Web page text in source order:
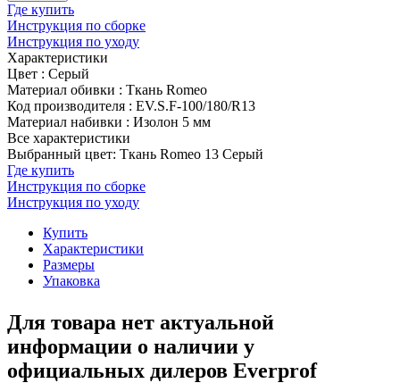
Где купить
Инструкция по сборке
Инструкция по уходу
Характеристики
Цвет : Серый
Материал обивки : Ткань Romeo
Код производителя : EV.S.F-100/180/R13
Материал набивки : Изолон 5 мм
Все характеристики
Выбранный цвет: Ткань Romeo 13 Серый
Где купить
Инструкция по сборке
Инструкция по уходу
Купить
Характеристики
Размеры
Упаковка
Для товара нет актуальной
информации о наличии у
официальных дилеров Everprof